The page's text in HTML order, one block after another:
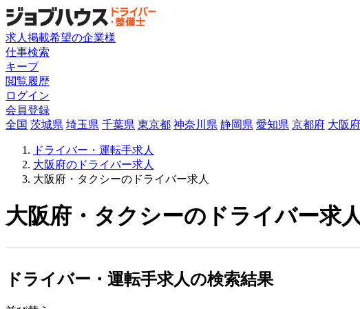
求人掲載希望の企業様
仕事検索
キープ
閲覧履歴
ログイン
会員登録
全国 茨城県 埼玉県 千葉県 東京都 神奈川県 静岡県 愛知県 京都府 大阪府
ドライバー・運転手求人
大阪府のドライバー求人
大阪府・タクシーのドライバー求人
大阪府・タクシーのドライバー求
ドライバー・運転手求人の検索結果